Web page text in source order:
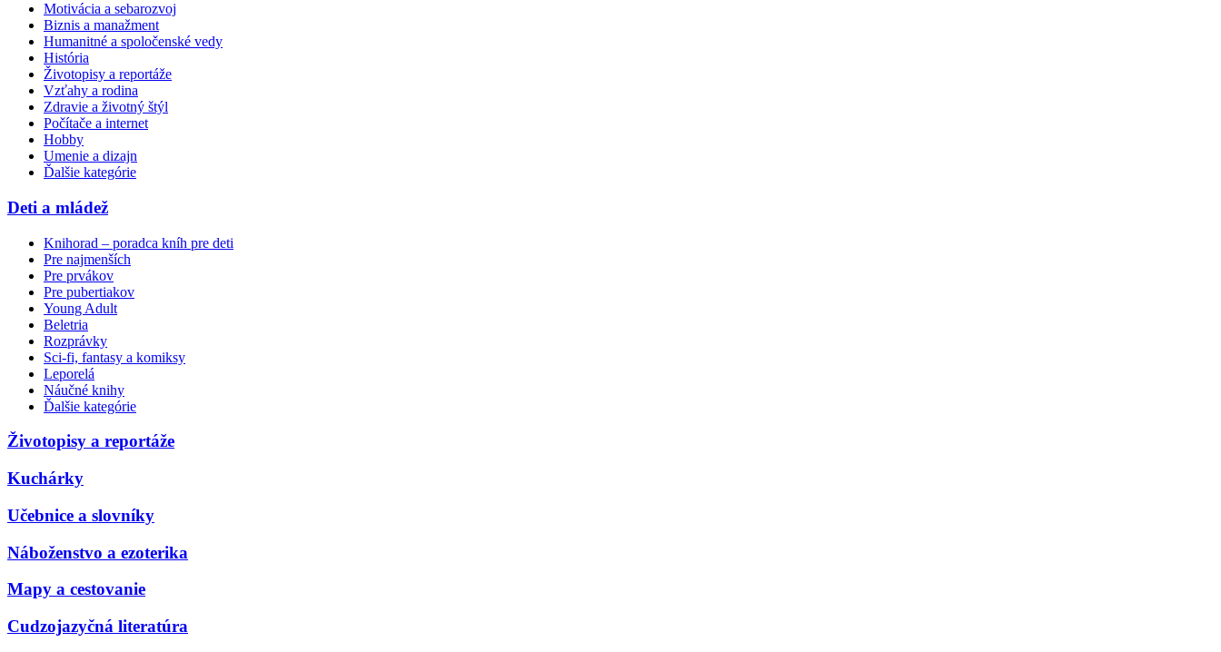
Motivácia a sebarozvoj
Biznis a manažment
Humanitné a spoločenské vedy
História
Životopisy a reportáže
Vzťahy a rodina
Zdravie a životný štýl
Počítače a internet
Hobby
Umenie a dizajn
Ďalšie kategórie
Deti a mládež
Knihorad – poradca kníh pre deti
Pre najmenších
Pre prvákov
Pre pubertiakov
Young Adult
Beletria
Rozprávky
Sci-fi, fantasy a komiksy
Leporelá
Náučné knihy
Ďalšie kategórie
Životopisy a reportáže
Kuchárky
Učebnice a slovníky
Náboženstvo a ezoterika
Mapy a cestovanie
Cudzojazyčná literatúra